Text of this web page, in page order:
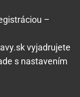
–
vyjadrujete
s nastavením